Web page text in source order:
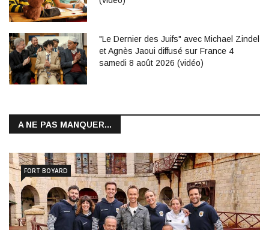
"Le Dernier des Juifs" avec Michael Zindel
et Agnès Jaoui diffusé sur France 4
samedi 8 août 2026 (vidéo)
A NE PAS MANQUER...
FORT BOYARD